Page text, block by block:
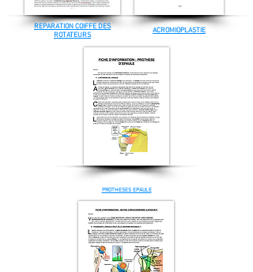
REPARATION COIFFE DES
ROTATEURS
ACROMIOPLASTIE
PROTHESES EPAULE